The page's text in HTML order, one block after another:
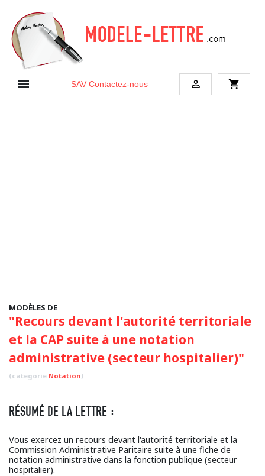
 SAV Contactez-nous  shopping_cart
MODÈLES DE
"Recours devant l'autorité territoriale
et la CAP suite à une notation
administrative (secteur hospitalier)"
(categorie Notation)
RÉSUMÉ DE LA LETTRE :
Vous exercez un recours devant l'autorité territoriale et la
Commission Administrative Paritaire suite à une fiche de
notation administrative dans la fonction publique (secteur
hospitalier).